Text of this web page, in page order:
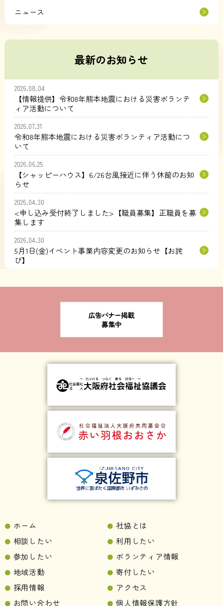
ニュース
最新のお知らせ
2026.08.04
【情報提供】令和8年熊本地震における災害ボランテ
ィア活動について
2026.07.31
令和8年熊本地震における災害ボランティア活動につ
いて
2026.06.25
【シャッピーハウス】6/26台風接近に伴う休館のお知
らせ
2026.04.30
<申し込み受付終了しました>【職員募集】正職員を募
集します
2026.04.30
5月1日(金)イベント事業内容変更のお知らせ【お詫
び】
ホーム
社協とは
相談したい
利用したい
参加したい
ボランティア情報
地域活動
寄付したい
採用情報
アクセス
お問い合わせ
個人情報保護方針